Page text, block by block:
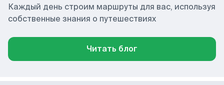
Каждый день строим маршруты для вас, используя
собственные знания о путешествиях
Читать блог